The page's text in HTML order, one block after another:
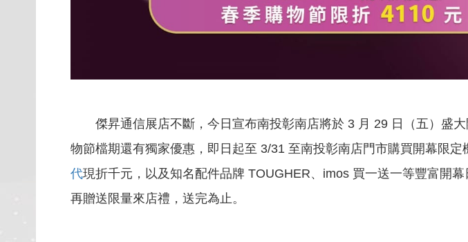
傑昇通信展店不斷，今日宣布南投彰南店將於 3 月 29 日（五）盛
物節檔期還有獨家優惠，即日起至 3/31 至南投彰南店門市購買開幕限
代現折千元，以及知名配件品牌 TOUGHER、imos 買一送一等豐富開
再贈送限量來店禮，送完為止。